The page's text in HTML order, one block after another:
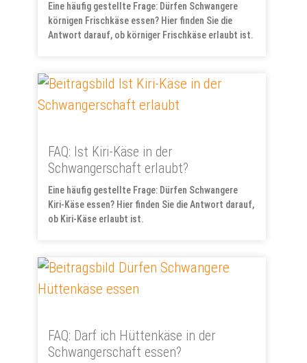
Eine häufig gestellte Frage: Dürfen Schwangere
körnigen Frischkäse essen? Hier finden Sie die
Antwort darauf, ob körniger Frischkäse erlaubt ist.
FAQ: Ist Kiri-Käse in der
Schwangerschaft erlaubt?
Eine häufig gestellte Frage: Dürfen Schwangere
Kiri-Käse essen? Hier finden Sie die Antwort darauf,
ob Kiri-Käse erlaubt ist.
FAQ: Darf ich Hüttenkäse in der
Schwangerschaft essen?